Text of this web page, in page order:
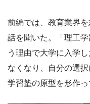
前編では、教育業界
話を聞いた。「理工
う理由で大学に入学
なくなり、自分の選
学習塾の原型を形作っ